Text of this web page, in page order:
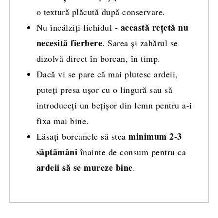
o textură plăcută după conservare.
Nu încălziți lichidul - această rețetă nu
necesită fierbere. Sarea și zahărul se
dizolvă direct în borcan, în timp.
Dacă vi se pare că mai plutesc ardeii,
puteți presa ușor cu o lingură sau să
introduceți un bețișor din lemn pentru a-i
fixa mai bine.
Lăsați borcanele să steaminimum 2-3
săptămâni înainte de consum pentru ca
ardeii să se mureze bine.